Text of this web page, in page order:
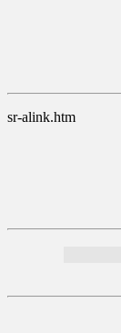
sr-alink.htm